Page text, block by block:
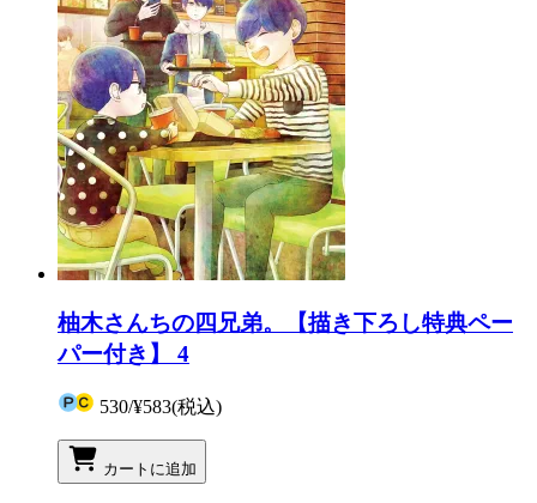
柚木さんちの四兄弟。【描き下ろし特典ペー
パー付き】 4
530/¥583(税込)
カートに追加